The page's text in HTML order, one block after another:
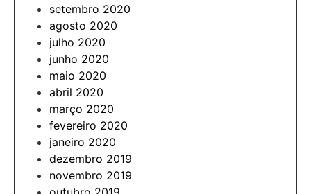
setembro 2020
agosto 2020
julho 2020
junho 2020
maio 2020
abril 2020
março 2020
fevereiro 2020
janeiro 2020
dezembro 2019
novembro 2019